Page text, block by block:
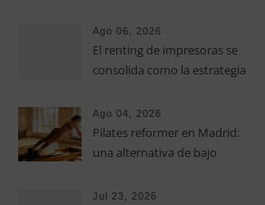
pymes
Ago 06, 2026
El renting de impresoras se
consolida como la estrategia
operativos en las pequeñas y
medianas empresas
Ago 04, 2026
Pilates reformer en Madrid:
una alternativa de bajo
fuerza y movilidad
Jul 23, 2026